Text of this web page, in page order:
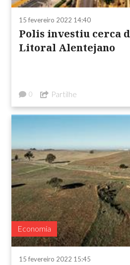
15 fevereiro 2022 14:40
Polis investiu cerca
Litoral Alentejano
0 Partilhe
Economia
15 fevereiro 2022 15:45